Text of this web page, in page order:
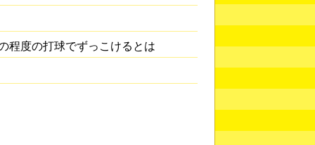
程度の打球でずっこけるとは